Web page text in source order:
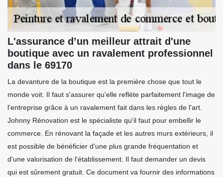
L'assurance d’un meilleur attrait d'une
boutique avec un ravalement professionnel
dans le 69170
La devanture de la boutique est la première chose que tout le
monde voit. Il faut s'assurer qu'elle reflète parfaitement l'image de
l'entreprise grâce à un ravalement fait dans les règles de l'art.
Johnny Rénovation est le spécialiste qu'il faut pour embellir le
commerce. En rénovant la façade et les autres murs extérieurs, il
est possible de bénéficier d'une plus grande fréquentation et
d'une valorisation de l'établissement. Il faut demander un devis
qui est sûrement gratuit. Ce document va fournir des informations